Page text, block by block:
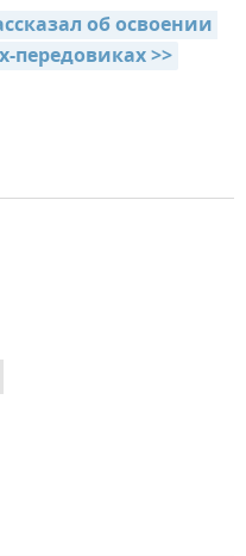
об освоении
передовиках >>